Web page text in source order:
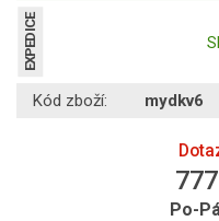
EXPEDICE
Kód zboží: mydkv6
Po-